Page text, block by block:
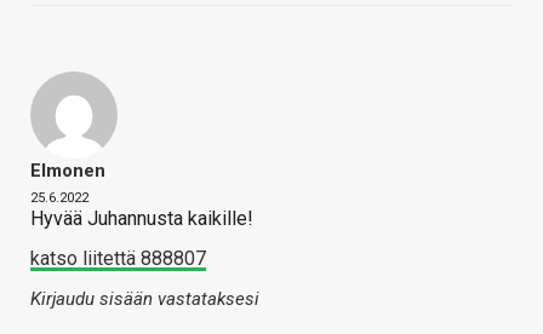
Elmonen
25.6.2022
Hyvää Juhannusta kaikille!
katso liitettä 888807
Kirjaudu sisään vastataksesi